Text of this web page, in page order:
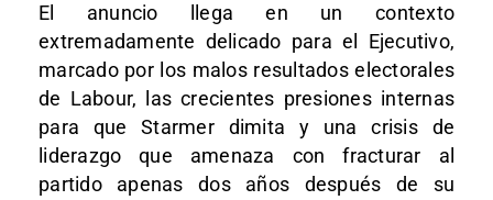
El anuncio llega en un contexto
extremadamente delicado para el Ejecutivo,
marcado por los malos resultados electorales
de Labour, las crecientes presiones internas
para que Starmer dimita y una crisis de
liderazgo que amenaza con fracturar al
partido apenas dos años después de su